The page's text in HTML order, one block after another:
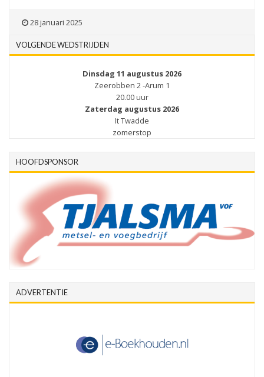
28 januari 2025
VOLGENDE WEDSTRIJDEN
Dinsdag 11 augustus 2026
Zeerobben 2 -Arum 1
20.00 uur
Zaterdag augustus 2026
It Twadde
zomerstop
HOOFDSPONSOR
ADVERTENTIE